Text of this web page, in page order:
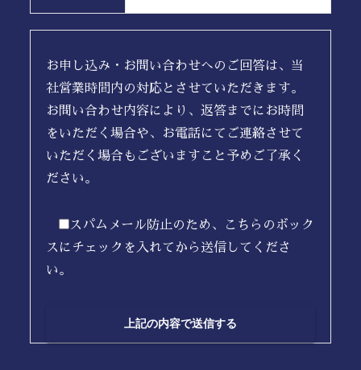
お申し込み・お問い合わせへのご回答は、当
社営業時間内の対応とさせていただきます。
お問い合わせ内容により、返答までにお時間
をいただく場合や、お電話にてご連絡させて
いただく場合もございますこと予めご了承く
ださい。
スパムメール防止のため、こちらのボック
スにチェックを入れてから送信してくださ
い。